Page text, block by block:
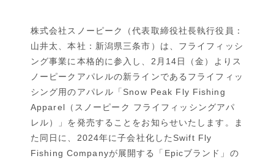
株式会社スノーピーク（代表取締役社長執行役員：
山井太、本社：新潟県三条市）は、フライフィッシ
ング事業に本格的に参入し、2月14日（金）よりス
ノーピークアパレルの新ラインであるフライフィッ
シング用のアパレル「Snow Peak Fly Fishing
Apparel（スノーピーク フライフィッシングアパ
レル）」を発売することをお知らせいたします。ま
た同日に、2024年に子会社化したSwift Fly
Fishing Companyが展開する「Epicブランド」の